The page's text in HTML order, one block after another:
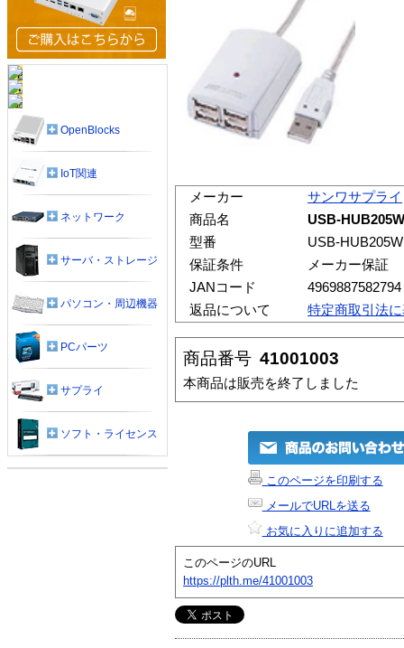
メーカー
サンワサプライ
商品名
USB-
型番
USB-HUB205W
保証条件
メーカー保証
JANコード
4969887582794
返品について
特定商取引法
商品番号 41001003
本商品は販売を終了しました
このページを印刷する
メールでURLを送る
お気に入りに追加する
このページのURL
https://plth.me/41001003
OpenBlocks
IoT関連
ネットワーク
サーバ・ストレージ
パソコン・周辺機器
PCパーツ
サプライ
ソフト・ライセンス